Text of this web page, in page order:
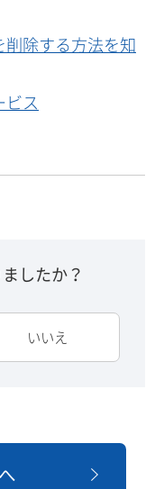
除する方法を知
ビス
したか？
いいえ